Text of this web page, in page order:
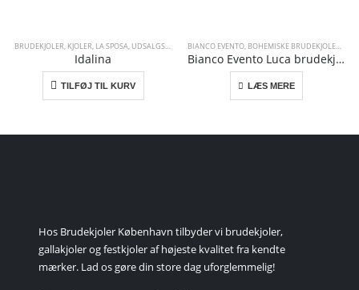
BRUDEKJOLER, KJOLER, LA SPOSA, UDSALGSKJOLER
Idalina
TILFØJ TIL KURV
BIANCO EVENTO, BOHEMISKE BRUDEKJOLER ,
Bianco Evento Luca brudekjole
LÆS MERE
Hos Brudekjoler København tilbyder vi brudekjoler,
gallakjoler og festkjoler af højeste kvalitet fra kendte
mærker. Lad os gøre din store dag uforglemmelig!